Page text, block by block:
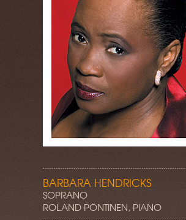
BARBARA HENDRICKS
SOPRANO
ROLAND PÖNTINEN, PIANO